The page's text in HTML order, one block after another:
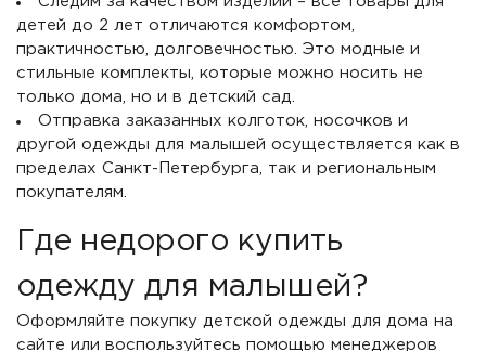
детей до 2 лет отличаются комфортом,
практичностью, долговечностью. Это модные и
стильные комплекты, которые можно носить не
только дома, но и в детский сад.
Отправка заказанных колготок, носочков и
другой одежды для малышей осуществляется как в
пределах Санкт-Петербурга, так и региональным
покупателям.
Где недорого купить
одежду для малышей?
Оформляйте покупку детской одежды для дома на
сайте или воспользуйтесь помощью менеджеров